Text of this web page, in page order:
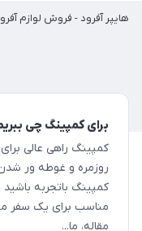
هایپر آفرود - فروش لوازم
برای کمپینگ چی
کمپینگ راهی عالی
روزمره و غوطه ور
کمپینگ باتجربه
مناسب برای یک سفر
مقاله، ما...